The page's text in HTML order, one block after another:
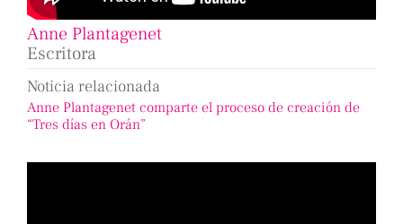
Anne Plantagenet
Escritora
Noticia relacionada
Anne Plantagenet comparte el proceso de creación de
“Tres días en Orán”